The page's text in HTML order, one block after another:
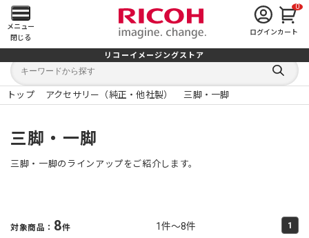
メ
イ
ン
メ
ニ
ュ
を
メニュー
閉じる
ログイン
0
カート
リコーイメージングストア
キ
ワ
ー
キ
検
索
る
トップ アクセサリー（純正・他社製） 三脚・一脚
三脚・一脚
三脚・一脚のラインアップをご紹介します。
対象商品： 8件 1件～8件 1